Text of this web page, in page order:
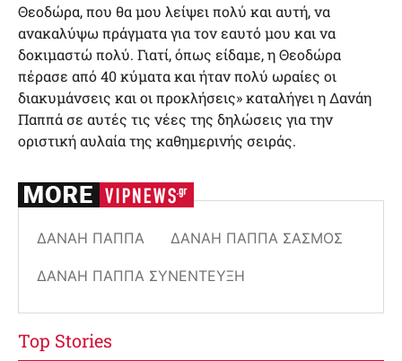
Θεοδώρα, που θα μου λείψει πολύ και αυτή, να
ανακαλύψω πράγματα για τον εαυτό μου και να
δοκιμαστώ πολύ. Γιατί, όπως είδαμε, η Θεοδώρα
πέρασε από 40 κύματα και ήταν πολύ ωραίες οι
διακυμάνσεις και οι προκλήσεις» καταλήγει η Δανάη
Παππά σε αυτές τις νέες της δηλώσεις για την
οριστική αυλαία της καθημερινής σειράς.
ΔΑΝΆΗ ΠΑΠΠΆ ΔΑΝΆΗ ΠΑΠΠΆ ΣΑΣΜΌΣ
ΔΑΝΆΗ ΠΑΠΠΆ ΣΥΝΈΝΤΕΥΞΗ
Top Stories